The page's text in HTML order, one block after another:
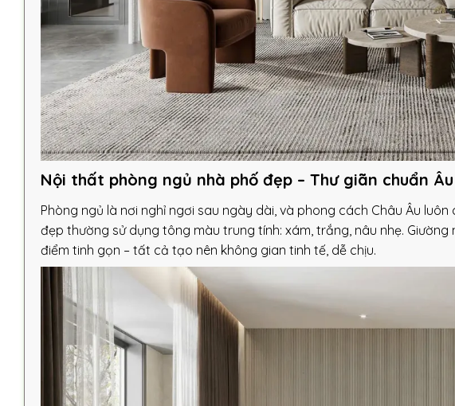
Nội thất phòng ngủ nhà phố đẹp – Thư giãn chuẩn Âu
Phòng ngủ là nơi nghỉ ngơi sau ngày dài, và phong cách Châu Âu
đẹp thường sử dụng tông màu trung tính: xám, trắng, nâu nhẹ.
điểm tinh gọn – tất cả tạo nên không gian tinh tế, dễ chịu.